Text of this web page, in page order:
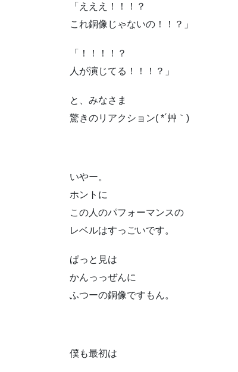
「えええ！！！？
これ銅像じゃないの！！？」
「！！！！？
人が演じてる！！！？」
と、みなさま
驚きのリアクション( *´艸｀)
いやー。
ホントに
この人のパフォーマンスの
レベルはすっごいです。
ぱっと見は
かんっっぜんに
ふつーの銅像ですもん。
僕も最初は